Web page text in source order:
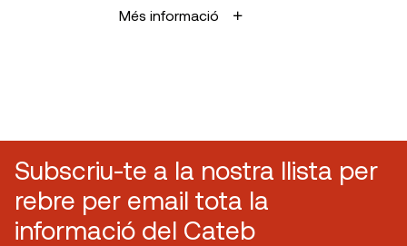
Més informació
Subscriu-te a la nostra llista per
rebre per email tota la
informació del Cateb